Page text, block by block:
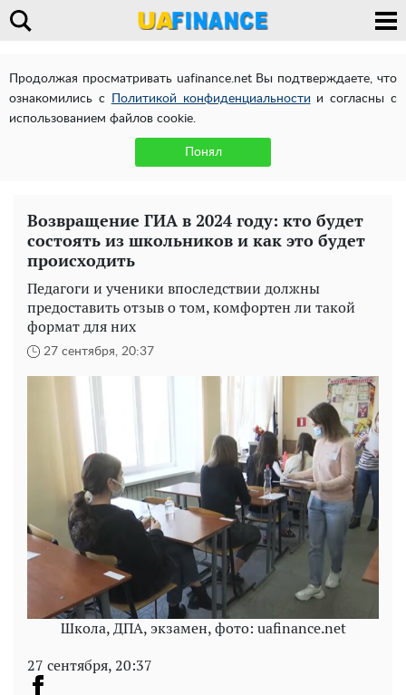
Продолжая просматривать uafinance.net Вы подтверждаете, что
ознакомились с
Политикой конфиденциальности и согласны с
использованием файлов cookie.
Понял
Возвращение ГИА в 2024 году: кто будет
состоять из школьников и как это будет
происходить
Педагоги и ученики впоследствии должны
предоставить отзыв о том, комфортен ли такой
формат для них
27 сентября, 20:37
Школа, ДПА, экзамен, фото: uafinance.net
27 сентября, 20:37